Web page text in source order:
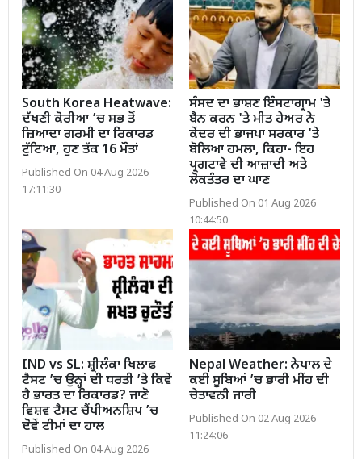
South Korea Heatwave:
ਦੱਖਣੀ ਕੋਰੀਆ ’ਚ ਸਭ ਤੋਂ
ਜ਼ਿਆਦਾ ਗਰਮੀ ਦਾ ਰਿਕਾਰਡ
ਟੁੱਟਿਆ, ਹੁਣ ਤੱਕ 16 ਮੌਤਾਂ
Published On 04 Aug 2026
17:11:30
ਸੰਸਦ ਦਾ ਭਾਸ਼ਣ ਇੰਸਟਾਗ੍ਰਾਮ 'ਤੇ
ਬੈਨ ਕਰਨ 'ਤੇ ਮੀਤ ਹੇਅਰ ਨੇ
ਕੇਂਦਰ ਦੀ ਭਾਜਪਾ ਸਰਕਾਰ 'ਤੇ
ਬੋਲਿਆ ਹਮਲਾ, ਕਿਹਾ- ਇਹ
ਪ੍ਰਗਟਾਵੇ ਦੀ ਆਜ਼ਾਦੀ ਅਤੇ
ਲੋਕਤੰਤਰ ਦਾ ਘਾਣ
Published On 01 Aug 2026
10:44:50
IND vs SL: ਸ਼੍ਰੀਲੰਕਾ ਖਿਲਾਫ਼
ਟੈਸਟ ’ਚ ਉਨ੍ਹਾਂ ਦੀ ਧਰਤੀ ’ਤੇ ਕਿਵੇਂ
ਹੈ ਭਾਰਤ ਦਾ ਰਿਕਾਰਡ? ਜਾਣੋ
ਵਿਸ਼ਵ ਟੈਸਟ ਚੈਂਪੀਅਨਸ਼ਿਪ ’ਚ
ਦੋਵੇਂ ਟੀਮਾਂ ਦਾ ਹਾਲ
Published On 04 Aug 2026
Nepal Weather: ਨੇਪਾਲ ਦੇ
ਕਈ ਸੂਬਿਆਂ ’ਚ ਭਾਰੀ ਮੀਂਹ ਦੀ
ਚੇਤਾਵਨੀ ਜਾਰੀ
Published On 02 Aug 2026
11:24:06